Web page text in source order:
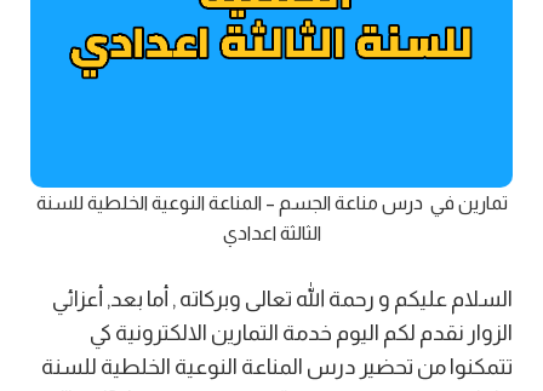
تمارين في درس مناعة الجسم – المناعة النوعية الخلطية للسنة
الثالثة اعدادي
السلام عليكم و رحمة الله تعالى وبركاته , أما بعد, أعزائي
الزوار نقدم لكم اليوم خدمة التمارين الالكترونية كي
تتمكنوا من تحضير درس المناعة النوعية الخلطية للسنة